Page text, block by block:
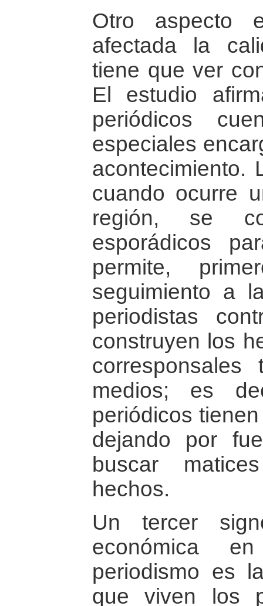
Otro
afectada la
tiene que ver
El estudio
periódicos
especiales
acontecimiento.
cuando ocurre
región, se
esporádicos
permite,
seguimiento a
periodistas
construyen los
medios; es
periódicos
dejando por
buscar
hechos.
Un tercer
económica
periodismo es
que viven los